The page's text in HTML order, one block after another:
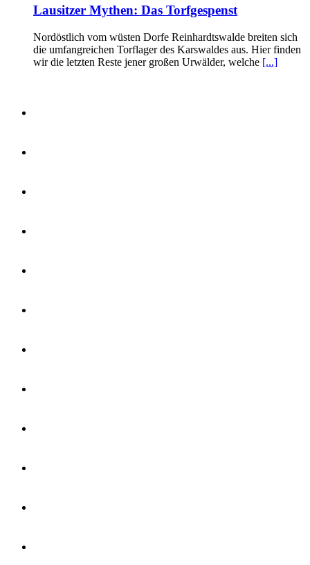
Lausitzer Mythen: Das Torfgespenst
Nordöstlich vom wüsten Dorfe Reinhardtswalde breiten sich
die umfangreichen Torflager des Karswaldes aus. Hier finden
wir die letzten Reste jener großen Urwälder, welche [...]